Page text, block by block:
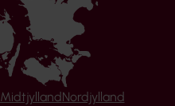
MidtjyllandNordjylland